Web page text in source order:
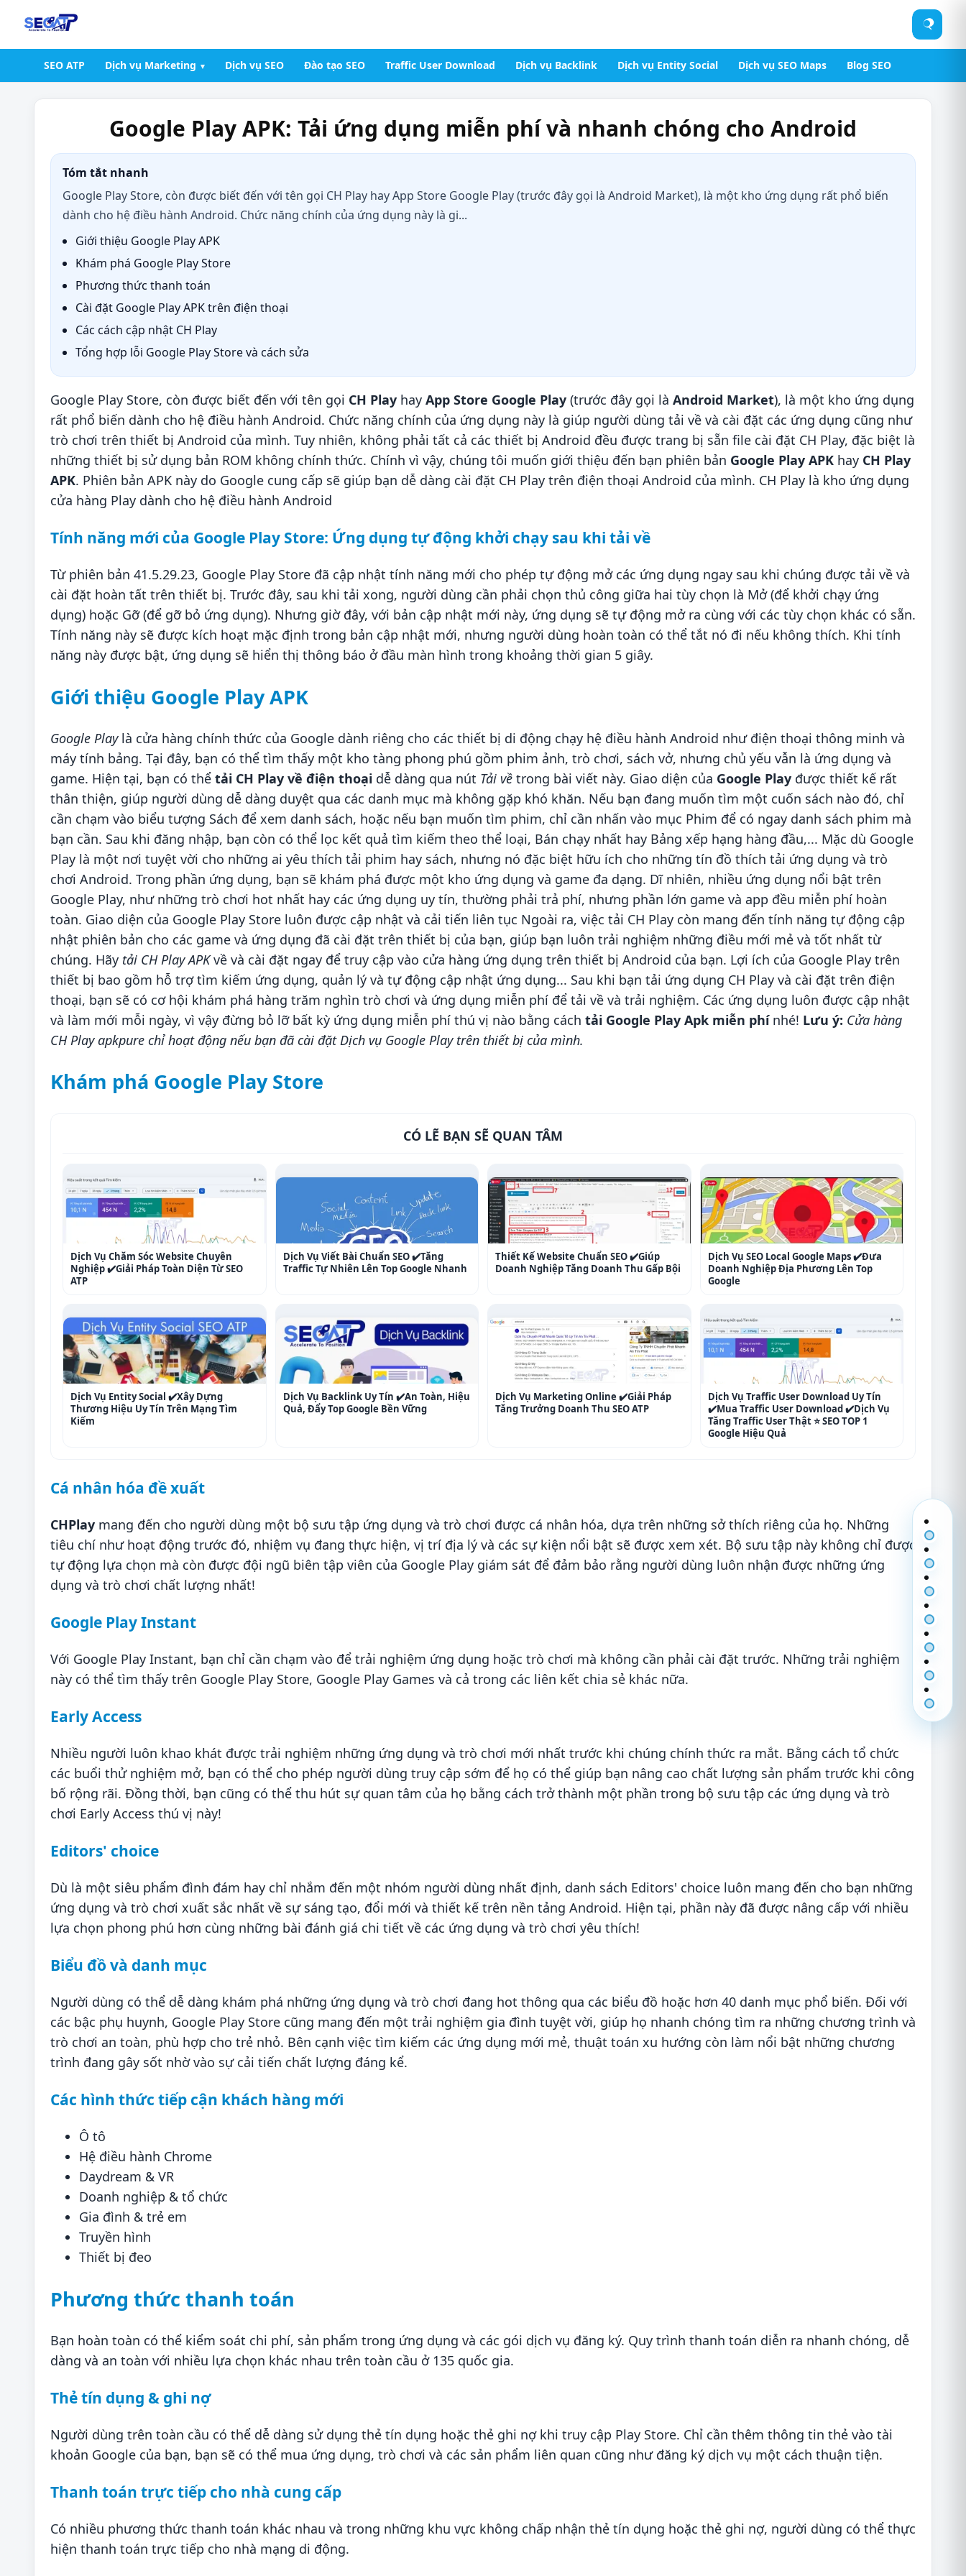
Tìm
kiếm
SEO ATP Dịch vụ Marketing Dịch vụ SEO Đào tạo SEO Traffic User Download Dịch vụ Backlink Dịch vụ Entity Social Dịch vụ SEO Maps Blog SEO
Google Play APK: Tải ứng dụng miễn phí và nhanh chóng cho Android
Tóm tắt nhanh
Google Play Store, còn được biết đến với tên gọi CH Play hay App Store Google Play (trước đây gọi là Android Market), là một kho ứng dụng rất phổ biến
dành cho hệ điều hành Android. Chức năng chính của ứng dụng này là gi...
Giới thiệu Google Play APK
Khám phá Google Play Store
Phương thức thanh toán
Cài đặt Google Play APK trên điện thoại
Các cách cập nhật CH Play
Tổng hợp lỗi Google Play Store và cách sửa
Google Play Store, còn được biết đến với tên gọi CH Play hay App Store Google Play (trước đây gọi là Android Market), là một kho ứng dụng
rất phổ biến dành cho hệ điều hành Android. Chức năng chính của ứng dụng này là giúp người dùng tải về và cài đặt các ứng dụng cũng như
trò chơi trên thiết bị Android của mình. Tuy nhiên, không phải tất cả các thiết bị Android đều được trang bị sẵn file cài đặt CH Play, đặc biệt là
những thiết bị sử dụng bản ROM không chính thức. Chính vì vậy, chúng tôi muốn giới thiệu đến bạn phiên bản Google Play APK hay CH Play
APK. Phiên bản APK này do Google cung cấp sẽ giúp bạn dễ dàng cài đặt CH Play trên điện thoại Android của mình. CH Play là kho ứng dụng
cửa hàng Play dành cho hệ điều hành Android
Tính năng mới của Google Play Store: Ứng dụng tự động khởi chạy sau khi tải về
Từ phiên bản 41.5.29.23, Google Play Store đã cập nhật tính năng mới cho phép tự động mở các ứng dụng ngay sau khi chúng được tải về và
cài đặt hoàn tất trên thiết bị. Trước đây, sau khi tải xong, người dùng cần phải chọn thủ công giữa hai tùy chọn là Mở (để khởi chạy ứng
dụng) hoặc Gỡ (để gỡ bỏ ứng dụng). Nhưng giờ đây, với bản cập nhật mới này, ứng dụng sẽ tự động mở ra cùng với các tùy chọn khác có sẵn.
Tính năng này sẽ được kích hoạt mặc định trong bản cập nhật mới, nhưng người dùng hoàn toàn có thể tắt nó đi nếu không thích. Khi tính
năng này được bật, ứng dụng sẽ hiển thị thông báo ở đầu màn hình trong khoảng thời gian 5 giây.
Giới thiệu Google Play APK
Google Playlà cửa hàng chính thức của Google dành riêng cho các thiết bị di động chạy hệ điều hành Android như điện thoại thông minh và
máy tính bảng. Tại đây, bạn có thể tìm thấy một kho tàng phong phú gồm phim ảnh, trò chơi, sách vở, nhưng chủ yếu vẫn là ứng dụng và
game. Hiện tại, bạn có thể tải CH Play về điện thoại dễ dàng qua nút Tải về trong bài viết này. Giao diện của Google Play được thiết kế rất
thân thiện, giúp người dùng dễ dàng duyệt qua các danh mục mà không gặp khó khăn. Nếu bạn đang muốn tìm một cuốn sách nào đó, chỉ
cần chạm vào biểu tượng Sách để xem danh sách, hoặc nếu bạn muốn tìm phim, chỉ cần nhấn vào mục Phim để có ngay danh sách phim mà
bạn cần. Sau khi đăng nhập, bạn còn có thể lọc kết quả tìm kiếm theo thể loại, Bán chạy nhất hay Bảng xếp hạng hàng đầu,... Mặc dù Google
Play là một nơi tuyệt vời cho những ai yêu thích tải phim hay sách, nhưng nó đặc biệt hữu ích cho những tín đồ thích tải ứng dụng và trò
chơi Android. Trong phần ứng dụng, bạn sẽ khám phá được một kho ứng dụng và game đa dạng. Dĩ nhiên, nhiều ứng dụng nổi bật trên
Google Play, như những trò chơi hot nhất hay các ứng dụng uy tín, thường phải trả phí, nhưng phần lớn game và app đều miễn phí hoàn
toàn. Giao diện của Google Play Store luôn được cập nhật và cải tiến liên tục Ngoài ra, việc tải CH Play còn mang đến tính năng tự động cập
nhật phiên bản cho các game và ứng dụng đã cài đặt trên thiết bị của bạn, giúp bạn luôn trải nghiệm những điều mới mẻ và tốt nhất từ
chúng. Hãy tải CH Play APKvề và cài đặt ngay để truy cập vào cửa hàng ứng dụng trên thiết bị Android của bạn. Lợi ích của Google Play trên
thiết bị bao gồm hỗ trợ tìm kiếm ứng dụng, quản lý và tự động cập nhật ứng dụng... Sau khi bạn tải ứng dụng CH Play và cài đặt trên điện
thoại, bạn sẽ có cơ hội khám phá hàng trăm nghìn trò chơi và ứng dụng miễn phí để tải về và trải nghiệm. Các ứng dụng luôn được cập nhật
và làm mới mỗi ngày, vì vậy đừng bỏ lỡ bất kỳ ứng dụng miễn phí thú vị nào bằng cách tải Google Play Apk miễn phínhé! Lưu ý: Cửa hàng
CH Play apkpure chỉ hoạt động nếu bạn đã cài đặt Dịch vụ Google Play trên thiết bị của mình.
Khám phá Google Play Store
CÓ LẼ BẠN SẼ QUAN TÂM
Dịch Vụ Chăm Sóc Website Chuyên
Nghiệp ✔️Giải Pháp Toàn Diện Từ SEO
ATP
Dịch Vụ Viết Bài Chuẩn SEO ✔️Tăng
Traffic Tự Nhiên Lên Top Google Nhanh
Thiết Kế Website Chuẩn SEO ✔️Giúp
Doanh Nghiệp Tăng Doanh Thu Gấp Bội
Dịch Vụ SEO Local Google Maps ✔️Đưa
Doanh Nghiệp Địa Phương Lên Top
Google
Dịch Vụ Entity Social ✔️Xây Dựng
Thương Hiệu Uy Tín Trên Mạng Tìm
Kiếm
Dịch Vụ Backlink Uy Tín ✔️An Toàn, Hiệu
Quả, Đẩy Top Google Bền Vững
Dịch Vụ Marketing Online ✔️Giải Pháp
Tăng Trưởng Doanh Thu SEO ATP
Dịch Vụ Traffic User Download Uy Tín
✔️Mua Traffic User Download ✔️Dịch Vụ
Tăng Traffic User Thật ⭐ SEO TOP 1
Google Hiệu Quả
Cá nhân hóa đề xuất
CHPlay mang đến cho người dùng một bộ sưu tập ứng dụng và trò chơi được cá nhân hóa, dựa trên những sở thích riêng của họ. Những
tiêu chí như hoạt động trước đó, nhiệm vụ đang thực hiện, vị trí địa lý và các sự kiện nổi bật sẽ được xem xét. Bộ sưu tập này không chỉ được
tự động lựa chọn mà còn được đội ngũ biên tập viên của Google Play giám sát để đảm bảo rằng người dùng luôn nhận được những ứng
dụng và trò chơi chất lượng nhất!
Google Play Instant
Với Google Play Instant, bạn chỉ cần chạm vào để trải nghiệm ứng dụng hoặc trò chơi mà không cần phải cài đặt trước. Những trải nghiệm
này có thể tìm thấy trên Google Play Store, Google Play Games và cả trong các liên kết chia sẻ khác nữa.
Early Access
Nhiều người luôn khao khát được trải nghiệm những ứng dụng và trò chơi mới nhất trước khi chúng chính thức ra mắt. Bằng cách tổ chức
các buổi thử nghiệm mở, bạn có thể cho phép người dùng truy cập sớm để họ có thể giúp bạn nâng cao chất lượng sản phẩm trước khi công
bố rộng rãi. Đồng thời, bạn cũng có thể thu hút sự quan tâm của họ bằng cách trở thành một phần trong bộ sưu tập các ứng dụng và trò
chơi Early Access thú vị này!
Editors' choice
Dù là một siêu phẩm đình đám hay chỉ nhắm đến một nhóm người dùng nhất định, danh sách Editors' choice luôn mang đến cho bạn những
ứng dụng và trò chơi xuất sắc nhất về sự sáng tạo, đổi mới và thiết kế trên nền tảng Android. Hiện tại, phần này đã được nâng cấp với nhiều
lựa chọn phong phú hơn cùng những bài đánh giá chi tiết về các ứng dụng và trò chơi yêu thích!
Biểu đồ và danh mục
Người dùng có thể dễ dàng khám phá những ứng dụng và trò chơi đang hot thông qua các biểu đồ hoặc hơn 40 danh mục phổ biến. Đối với
các bậc phụ huynh, Google Play Store cũng mang đến một trải nghiệm gia đình tuyệt vời, giúp họ nhanh chóng tìm ra những chương trình và
trò chơi an toàn, phù hợp cho trẻ nhỏ. Bên cạnh việc tìm kiếm các ứng dụng mới mẻ, thuật toán xu hướng còn làm nổi bật những chương
trình đang gây sốt nhờ vào sự cải tiến chất lượng đáng kể.
Các hình thức tiếp cận khách hàng mới
Ô tô
Hệ điều hành Chrome
Daydream & VR
Doanh nghiệp & tổ chức
Gia đình & trẻ em
Truyền hình
Thiết bị đeo
Phương thức thanh toán
Bạn hoàn toàn có thể kiểm soát chi phí, sản phẩm trong ứng dụng và các gói dịch vụ đăng ký. Quy trình thanh toán diễn ra nhanh chóng, dễ
dàng và an toàn với nhiều lựa chọn khác nhau trên toàn cầu ở 135 quốc gia.
Thẻ tín dụng & ghi nợ
Người dùng trên toàn cầu có thể dễ dàng sử dụng thẻ tín dụng hoặc thẻ ghi nợ khi truy cập Play Store. Chỉ cần thêm thông tin thẻ vào tài
khoản Google của bạn, bạn sẽ có thể mua ứng dụng, trò chơi và các sản phẩm liên quan cũng như đăng ký dịch vụ một cách thuận tiện.
Thanh toán trực tiếp cho nhà cung cấp
Có nhiều phương thức thanh toán khác nhau và trong những khu vực không chấp nhận thẻ tín dụng hoặc thẻ ghi nợ, người dùng có thể thực
hiện thanh toán trực tiếp cho nhà mạng di động.